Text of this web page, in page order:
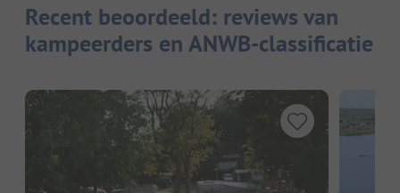
Recent beoordeeld: reviews van
kampeerders en ANWB-classificatie